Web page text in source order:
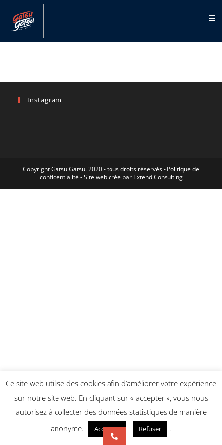
CONTENTS
Instagram
Copyright Gatsu Gatsu. 2020 - tous droits réservés - Politique de
confidentialité - Site web crée par Extend Consulting
Ce site web utilise des cookies afin d’améliorer votre expérience
sur notre site web. En cliquant sur « accepter », vous nous
autorisez à collecter des données statistiques de manière
anonyme.
Accepter Refuser .